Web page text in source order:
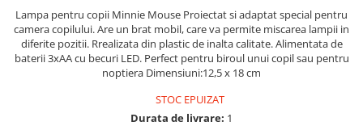
Cadouri copii 1 an
Cadouri craciun copii
Colectia Disney
Sticlă pentru apa Personalizată
Seturi cadou pentru copii KID's Collection
Lampa pentru copii Minnie Mouse Proiectat si adaptat special pentru
camera copilului. Are un brat mobil, care va permite miscarea lampii in
diferite pozitii. Rrealizata din plastic de inalta calitate. Alimentata de
baterii 3xAA cu becuri LED. Perfect pentru biroul unui copil sau pentru
noptiera Dimensiuni:12,5 x 18 cm
STOC EPUIZAT
Durata de livrare: 1